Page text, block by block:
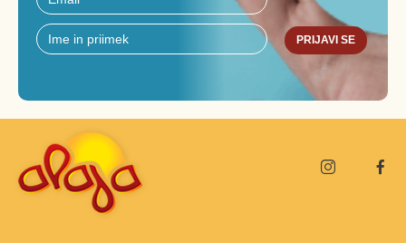
PRIJAVI SE